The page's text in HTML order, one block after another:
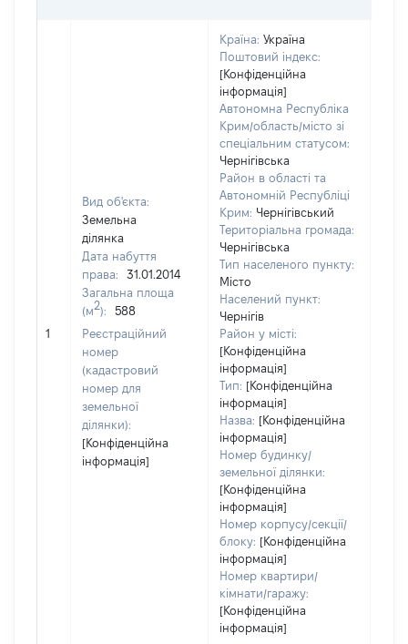
1
Вид об'єкта:
Земельна
ділянка
Дата набуття
права:
31.01.2014
Загальна площа
(м2):
588
Реєстраційний
номер
(кадастровий
номер для
земельної
ділянки):
[Конфіденційна
інформація]
Країна: Україна
Поштовий індекс:
[Конфіденційна
інформація]
Автономна Республіка
Крим/область/місто зі
спеціальним статусом:
Чернігівська
Район в області та
Автономній Республіці
Крим: Чернігівський
Територіальна громада:
Чернігівська
Тип населеного пункту:
Місто
Населений пункт:
Чернігів
Район у місті:
[Конфіденційна
інформація]
Тип: [Конфіденційна
інформація]
Назва: [Конфіденційна
інформація]
Номер будинку/
земельної ділянки:
[Конфіденційна
інформація]
Номер корпусу/секції/
блоку: [Конфіденційна
інформація]
Номер квартири/
кімнати/гаражу:
[Конфіденційна
інформація]